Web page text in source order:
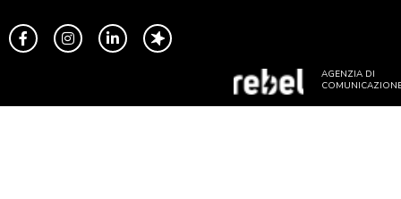
AGENZIA DI